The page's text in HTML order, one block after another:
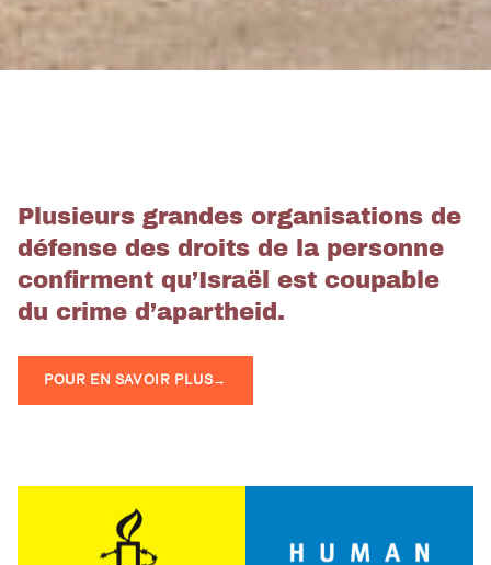
Plusieurs grandes organisations de
défense des droits de la personne
confirment qu’Israël est coupable
du crime d’apartheid.
POUR EN SAVOIR PLUS→